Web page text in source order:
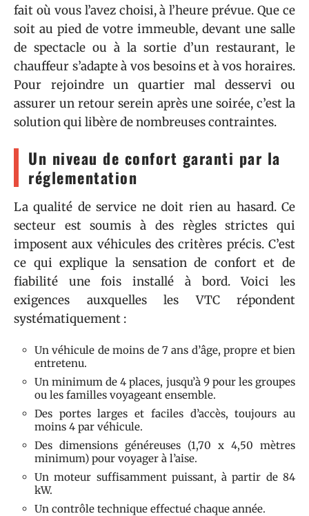
fait où vous l’avez choisi, à l’heure prévue. Que ce
soit au pied de votre immeuble, devant une salle
de spectacle ou à la sortie d’un restaurant, le
chauffeur s’adapte à vos besoins et à vos horaires.
Pour rejoindre un quartier mal desservi ou
assurer un retour serein après une soirée, c’est la
solution qui libère de nombreuses contraintes.
Un niveau de confort garanti par la
réglementation
La qualité de service ne doit rien au hasard. Ce
secteur est soumis à des règles strictes qui
imposent aux véhicules des critères précis. C’est
ce qui explique la sensation de confort et de
fiabilité une fois installé à bord. Voici les
exigences auxquelles les VTC répondent
systématiquement :
Un véhicule de moins de 7 ans d’âge, propre et bien
entretenu.
Un minimum de 4 places, jusqu’à 9 pour les groupes
ou les familles voyageant ensemble.
Des portes larges et faciles d’accès, toujours au
moins 4 par véhicule.
Des dimensions généreuses (1,70 x 4,50 mètres
minimum) pour voyager à l’aise.
Un moteur suffisamment puissant, à partir de 84
kW.
Un contrôle technique effectué chaque année.